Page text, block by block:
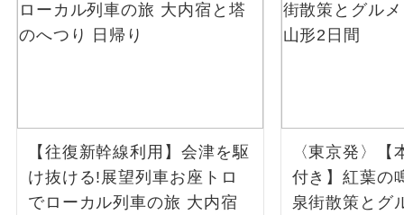
【往復新幹線利用】会津を駆
け抜ける!展望列車お座トロ
でローカル列車の旅 大内宿
〈東京発〉【
付き】紅葉の
泉街散策とグ